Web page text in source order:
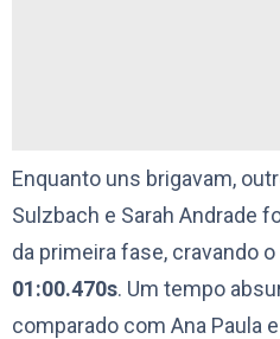
Enquanto uns brigavam,
Sulzbach e Sarah Andrade
da primeira fase, cravando
01:00.470s. Um tempo
comparado com Ana Paula